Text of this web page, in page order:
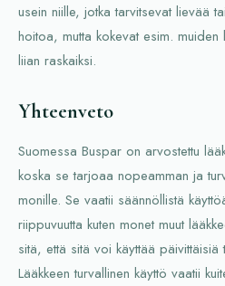
usein niille, jotka tarvitsevat lievää
hoitoa, mutta kokevat esim. muiden
liian raskaiksi.
Yhteenveto
Suomessa Buspar on arvostettu
koska se tarjoaa nopeamman ja
monille. Se vaatii säännöllistä
riippuvuutta kuten monet muut
sitä, että sitä voi käyttää päivittäisiä
Lääkkeen turvallinen käyttö vaatii